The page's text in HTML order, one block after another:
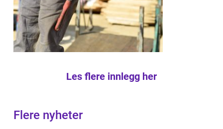
Les flere innlegg her
Flere nyheter